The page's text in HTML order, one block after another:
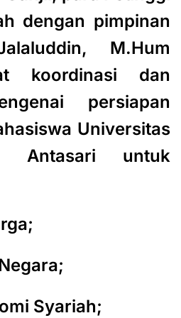
dengan pimpinan
M.Hum
koordinasi dan
persiapan
Universitas
Antasari untuk
Syariah;